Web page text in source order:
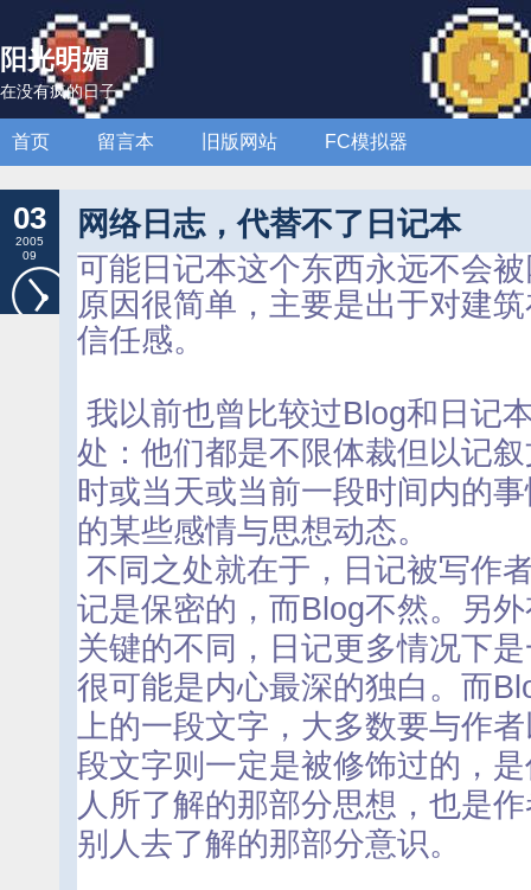
阳光明媚
在没有疯的日子
首页 留言本 旧版网站 FC模拟器
03
2005
09
网络日志，代替不了日记本
可能日记本这个东西永远不会
原因很简单，主要是出于对建
信任感。
我以前也曾比较过Blog和日记
处：他们都是不限体裁但以记
时或当天或当前一段时间内的
的某些感情与思想动态。
不同之处就在于，日记被写作
记是保密的，而Blog不然。另
关键的不同，日记更多情况下
很可能是内心最深的独白。而
上的一段文字，大多数要与作
段文字则一定是被修饰过的，
人所了解的那部分思想，也是
别人去了解的那部分意识。